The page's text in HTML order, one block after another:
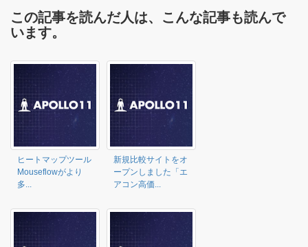
この記事を読んだ人は、こんな記事も読んで
います。
ヒートマップツール
Mouseflowがより
多...
新規比較サイトをオ
ープンしました「エ
アコン高価...